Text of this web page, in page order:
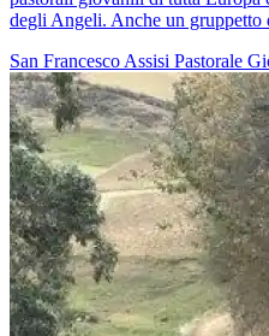
degli Angeli. Anche un gruppetto
San Francesco Assisi Pastorale